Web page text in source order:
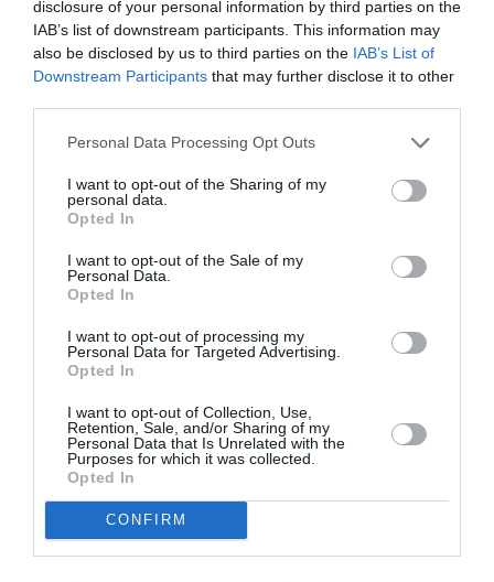
disclosure of your personal information by third parties on the
IAB’s list of downstream participants. This information may
also be disclosed by us to third parties on the IAB’s List of
Downstream Participants that may further disclose it to other
Personal Data Processing Opt Outs
I want to opt-out of the Sharing of my
personal data.
Opted In
I want to opt-out of the Sale of my
Personal Data.
Opted In
I want to opt-out of processing my
Personal Data for Targeted Advertising.
Opted In
I want to opt-out of Collection, Use,
Retention, Sale, and/or Sharing of my
Personal Data that Is Unrelated with the
Purposes for which it was collected.
Opted In
CONFIRM
Τη συλλογή ολοκληρώνουν οι εντυπωσιακές
τσάντες Capucines, Side Trunk, Low Key Hobo και
Nano Speedy, καθώς και το συλλεκτικό Louis Boat
στην ταξιδιωτική κληρονομιά του οίκου.